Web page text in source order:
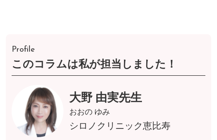
Profile
このコラムは私が担当しました！
大野 由実先生
おおの ゆみ
シロノクリニック恵比寿